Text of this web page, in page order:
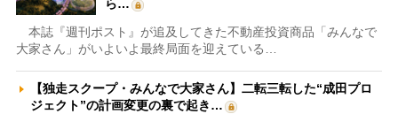
ら…
本誌『週刊ポスト』が追及してきた不動産投資商品「みんなで
大家さん」がいよいよ最終局面を迎えている…
【独走スクープ・みんなで大家さん】二転三転した“成田プロ
ジェクト”の計画変更の裏で起き…